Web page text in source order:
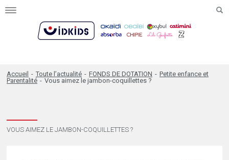
Toggle
Accueil - Toute l’actualité - FONDS DE DOTATION - Petite enfance et
Parentalité - Vous aimez le jambon-coquillettes ?
VOUS AIMEZ LE JAMBON-COQUILLETTES ?